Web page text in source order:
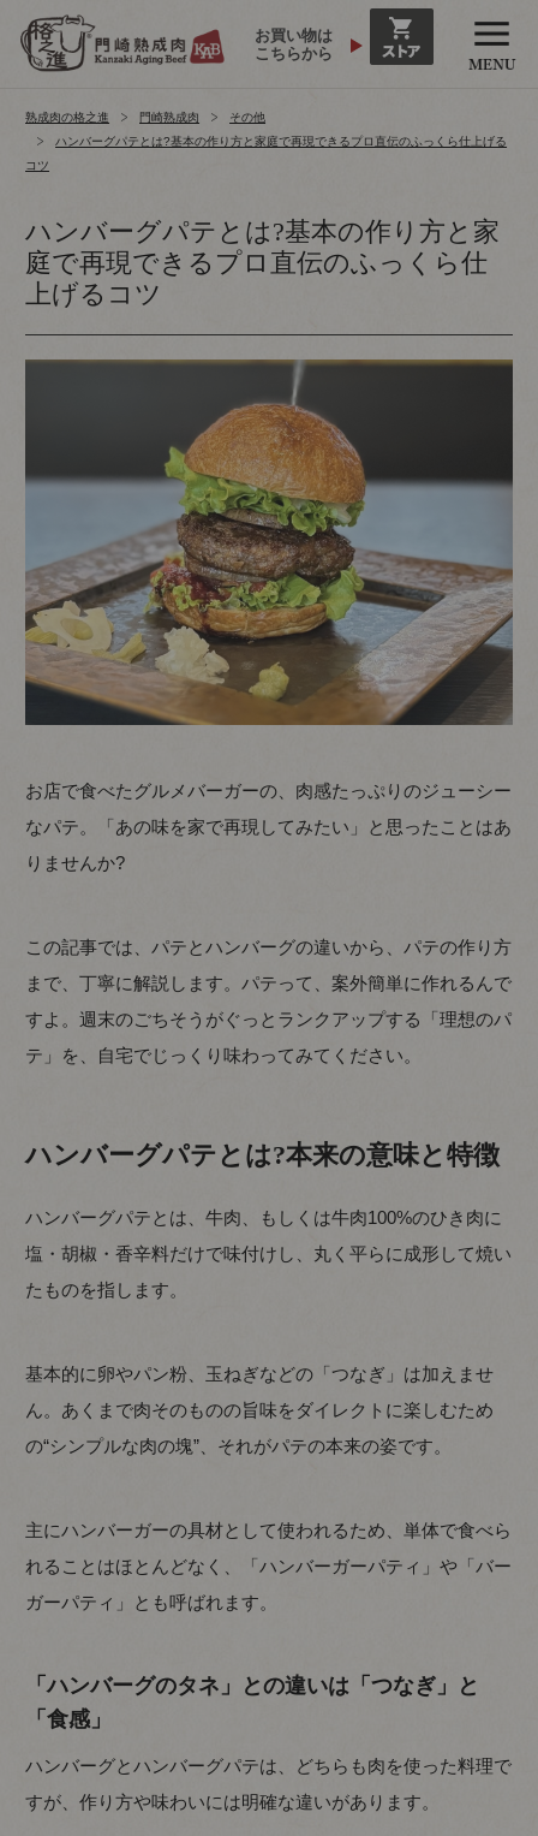
お買い物は
こちらから
熟成肉の格之進 門崎熟成肉
その他
ハンバーグパテとは?基本の作り方と家庭で再現できるプロ直伝のふっくら仕上げる
コツ
ハンバーグパテとは?基本の作り方と家
庭で再現できるプロ直伝のふっくら仕
上げるコツ
お店で食べたグルメバーガーの、肉感たっぷりのジューシー
なパテ。「あの味を家で再現してみたい」と思ったことはあ
りませんか?
この記事では、パテとハンバーグの違いから、パテの作り方
まで、丁寧に解説します。パテって、案外簡単に作れるんで
すよ。週末のごちそうがぐっとランクアップする「理想のパ
テ」を、自宅でじっくり味わってみてください。
ハンバーグパテとは?本来の意味と特徴
ハンバーグパテとは、牛肉、もしくは牛肉100%のひき肉に
塩・胡椒・香辛料だけで味付けし、丸く平らに成形して焼い
たものを指します。
基本的に卵やパン粉、玉ねぎなどの「つなぎ」は加えませ
ん。あくまで肉そのものの旨味をダイレクトに楽しむため
の“シンプルな肉の塊”、それがパテの本来の姿です。
主にハンバーガーの具材として使われるため、単体で食べら
れることはほとんどなく、「ハンバーガーパティ」や「バー
ガーパティ」とも呼ばれます。
「ハンバーグのタネ」との違いは「つなぎ」と
「食感」
ハンバーグとハンバーグパテは、どちらも肉を使った料理で
すが、作り方や味わいには明確な違いがあります。